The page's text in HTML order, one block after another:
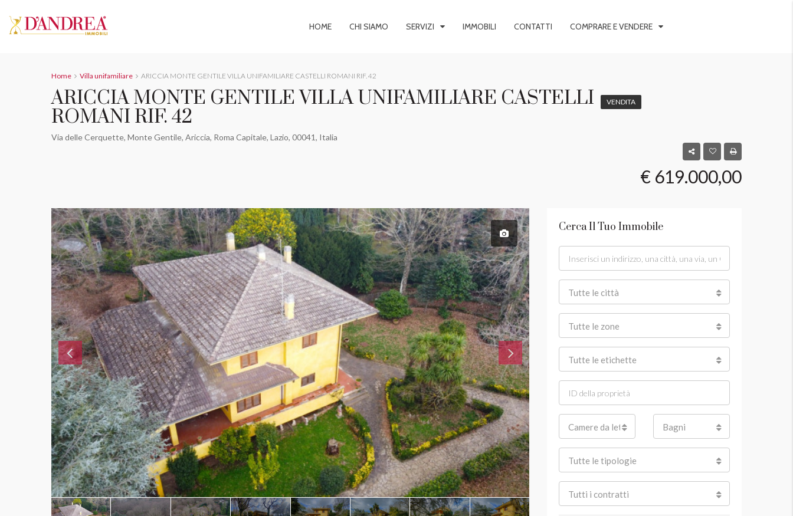
HOME CHI SIAMO SERVIZI IMMOBILI CONTATTI COMPRARE E VENDERE
Home Villa unifamiliare ARICCIA MONTE GENTILE VILLA UNIFAMILIARE CASTELLI ROMANI RIF. 42
ARICCIA MONTE GENTILE VILLA UNIFAMILIARE CASTELLI
ROMANI RIF. 42
VENDITA
Via delle Cerquette, Monte Gentile, Ariccia, Roma Capitale, Lazio, 00041, Italia
€ 619.000,00
Cerca Il Tuo Immobile
Tutte le città
Tutte le zone
Tutte le etichette
Camere da letto Bagni
Tutte le tipologie
Tutti i contratti